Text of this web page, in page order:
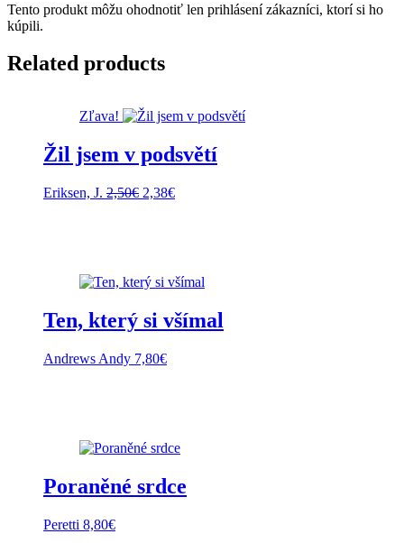
Tento produkt môžu ohodnotiť len prihlásení zákazníci, ktorí si ho
kúpili.
Related products
Zľava!
Žil jsem v podsvětí
Eriksen, J. 2,50€ Pôvodná
2,38€Aktuálna
Ten, který si všímal
Andrews Andy 7,80€
Poraněné srdce
Peretti 8,80€